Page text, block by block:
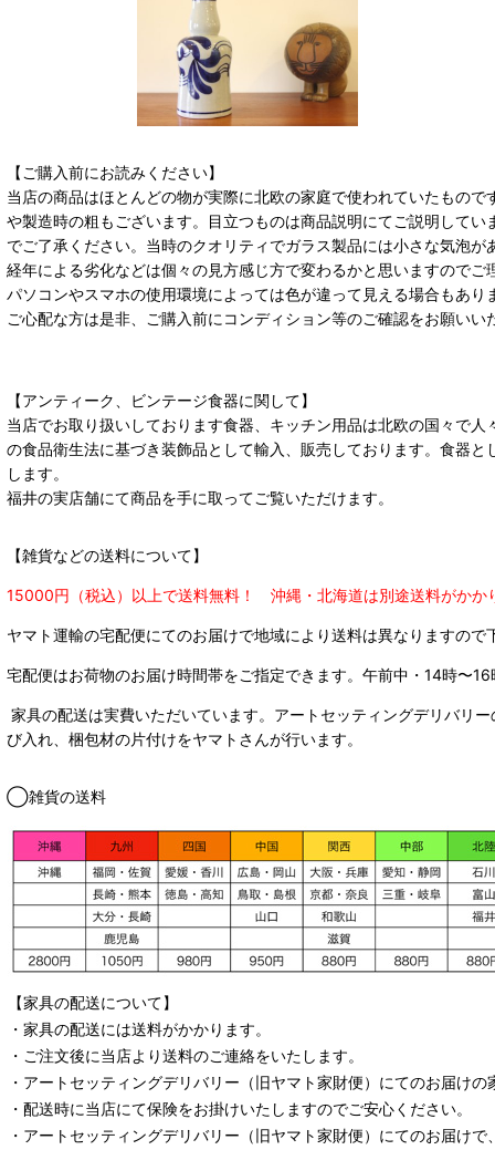
【ご購入前にお読みください】
当店の商品はほとんどの物が実際に北欧の家庭で使われていたもの
や製造時の粗もございます。目立つものは商品説明にてご説明して
でご了承ください。当時のクオリティでガラス製品には小さな気泡が
経年による劣化などは個々の見方感じ方で変わるかと思いますのでご
パソコンやスマホの使用環境によっては色が違って見える場合もあ
ご心配な方は是非、ご購入前にコンディション等のご確認をお願い
【アンティーク、ビンテージ食器に関して】
当店でお取り扱いしております食器、キッチン用品は北欧の国々で
の食品衛生法に基づき装飾品として輸入、販売しております。食器
します。
福井の実店舗にて商品を手に取ってご覧いただけます。
【雑貨などの送料について】
15000円（税込）以上で送料無料！ 沖縄・北海道は別途送料がかか
ヤマト運輸の宅配便にてのお届けで地域により送料は異なりますので
宅配便はお荷物のお届け時間帯をご指定できます。 午前中・14時〜
家具の配送は実費いただいています。アートセッティングデリバリ
び入れ、梱包材の片付けをヤマトさんが行います。
◯雑貨の送料
【家具の配送について】
・家具の配送には送料がかかります。
・ご注文後に当店より送料のご連絡をいたします。
・ アートセッティングデリバリー （旧ヤマト家財便） にてのお届けの
・配送時に当店にて保険をお掛けいたしますのでご安心ください。
・ アートセッティングデリバリー （旧ヤマト家財便） にてのお届けで